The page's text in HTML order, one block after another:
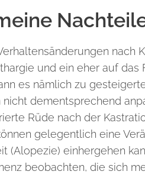
nach
und ein eher auf das
es nämlich zu
nicht dementsprechend
Rüde nach der
gelegentlich eine
(Alopezie) einhergehen
beobachten, die sich